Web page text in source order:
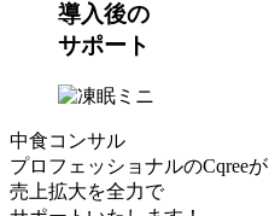
導入後の
サポート
中食コンサル
プロフェッショナルのCqreeが
売上拡大を全力で